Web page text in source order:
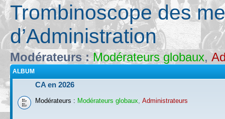
Trombinoscope des
d’Administration
Modérateurs : Modérateurs globaux,
ALBUM
CA en 2026
Modérateurs : Modérateurs globaux Administrateurs